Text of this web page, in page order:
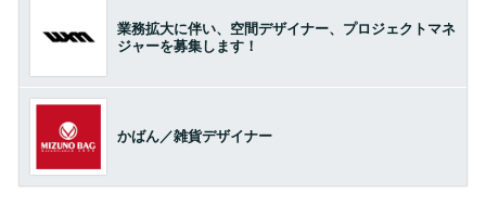
業務拡大に伴い、空間デザイナー、プロジェクトマネ
ジャーを募集します！
かばん／雑貨デザイナー